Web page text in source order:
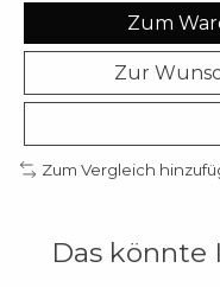
Zum
Zur
Zum Vergleich
Das könnte